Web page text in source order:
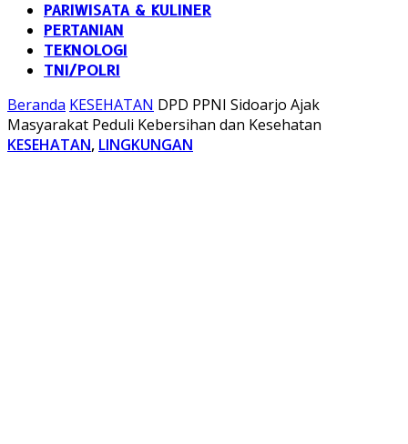
PARIWISATA & KULINER
PERTANIAN
TEKNOLOGI
TNI/POLRI
Beranda KESEHATAN DPD PPNI Sidoarjo Ajak
Masyarakat Peduli Kebersihan dan Kesehatan
KESEHATAN, LINGKUNGAN